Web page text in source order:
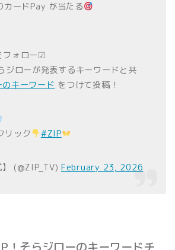
カードPay が当たる
フォロー☑
ジローが発表するキーワードと共
キーワード をつけて投稿！
リック
#ZIP
(@ZIP_TV)February 23, 2026
！そらジローのキーワードチ